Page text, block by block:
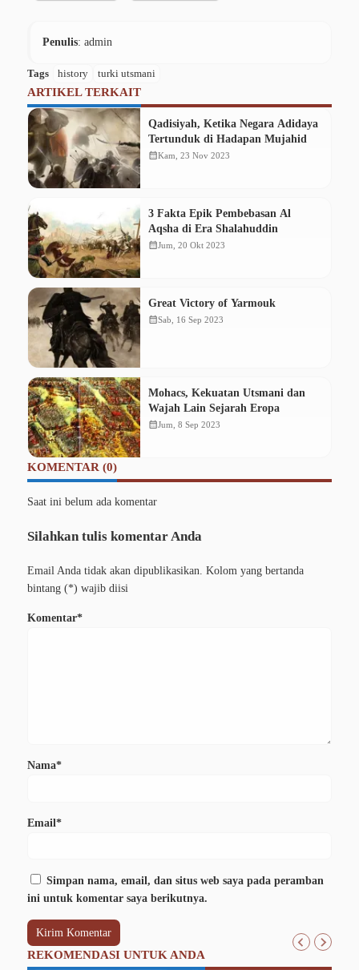
Penulis: admin
Tags history turki utsmani
ARTIKEL TERKAIT
Qadisiyah, Ketika Negara Adidaya
Tertunduk di Hadapan Mujahid
calendar_monthKam, 23 Nov 2023
3 Fakta Epik Pembebasan Al
Aqsha di Era Shalahuddin
calendar_monthJum, 20 Okt 2023
Great Victory of Yarmouk
calendar_monthSab, 16 Sep 2023
Mohacs, Kekuatan Utsmani dan
Wajah Lain Sejarah Eropa
calendar_monthJum, 8 Sep 2023
KOMENTAR (0)
Saat ini belum ada komentar
Silahkan tulis komentar Anda
Email Anda tidak akan dipublikasikan. Kolom yang bertanda
bintang (*) wajib diisi
Komentar*
Nama*
Email*
Simpan nama, email, dan situs web saya pada peramban
ini untuk komentar saya berikutnya.
REKOMENDASI UNTUK ANDA